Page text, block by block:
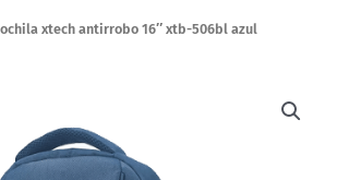
p
k
a
xtech antirrobo 16″ xtb-506bl azul